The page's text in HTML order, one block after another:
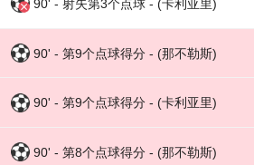
90' - 射失第3个点球 - (卡利亚里)
90' - 第9个点球得分 - (那不勒斯)
90' - 第9个点球得分 - (卡利亚里)
90' - 第8个点球得分 - (那不勒斯)